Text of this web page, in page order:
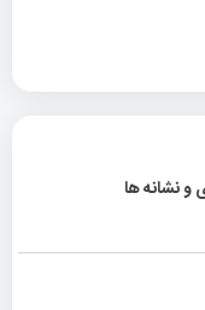
نشانه ها